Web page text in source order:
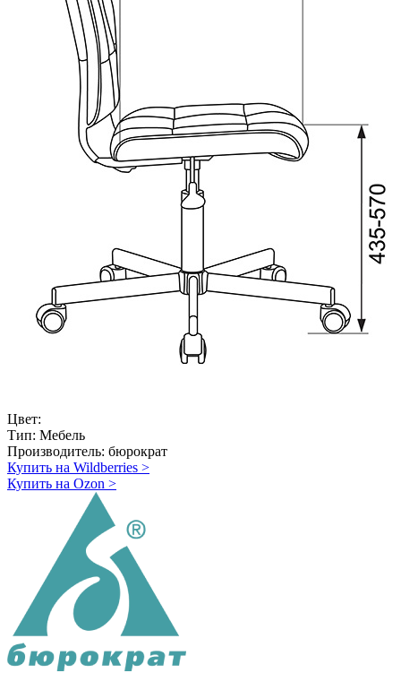
Цвет:
Тип: Мебель
Производитель: бюрократ
Купить на Wildberries >
Купить на Ozon >